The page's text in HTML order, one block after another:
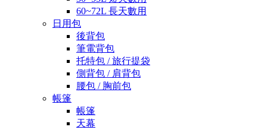
60~72L 長天數用
日用包
後背包
筆電背包
托特包 / 旅行提袋
側背包 / 肩背包
腰包 / 胸前包
帳篷
帳篷
天幕